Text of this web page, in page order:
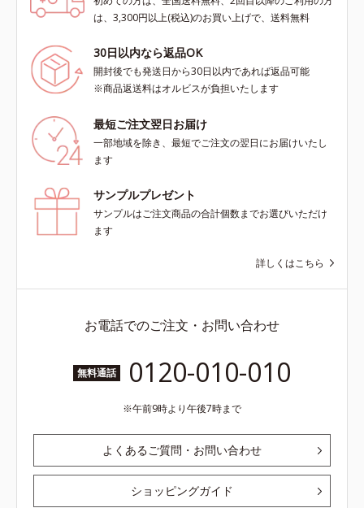
は、3,300円以上(税込)のお買い上げで、送料無料
30日以内なら返品OK
開封後でも発送日から30日以内であれば返品可能
※商品返送料はオルビスが負担いたします
最短ご注文翌日お届け
一部地域を除き、最短でご注文の翌日にお届けいたし
ます
サンプルプレゼント
サンプルはご注文商品の合計個数までお選びいただけ
ます
詳しくはこちら
お電話でのご注文・お問い合わせ
無料通話 0120-010-010
午前9時より午後7時まで
よくあるご質問・お問い合わせ
ショッピングガイド